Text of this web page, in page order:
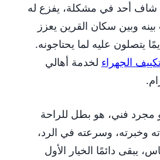
شاف أحد في مشكلة، يفزع له
وبين سكان القرين يعزز
يتصلون عليه لما يحتاجونه.
الجهراء لخدمة أهالي
مجرد فني، هو بطل للراحة
وخبرته، وسرعته في الرد،
يبقى دائمًا الخيار الأول